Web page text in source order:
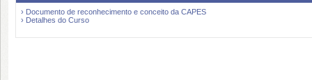
› Documento de reconhecimento e conceito da CAPES
› Detalhes do Curso